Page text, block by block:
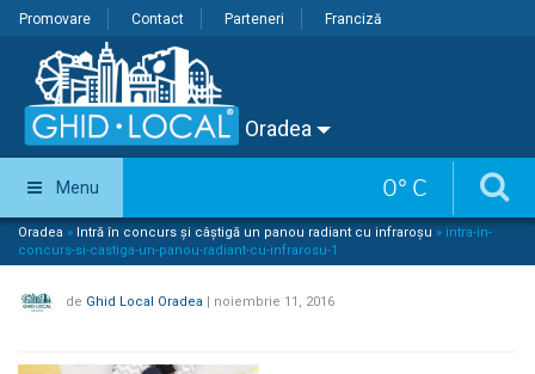
Promovare Contact Parteneri Franciză
Oradea
0° C
Menu
Oradea » Intră în concurs și câștigă un panou radiant cu infraroșu » intra-in-
concurs-si-castiga-un-panou-radiant-cu-infrarosu-1
de Ghid Local Oradea | noiembrie 11, 2016